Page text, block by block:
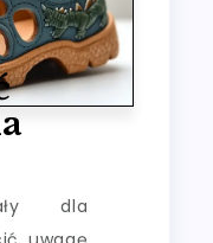
dla